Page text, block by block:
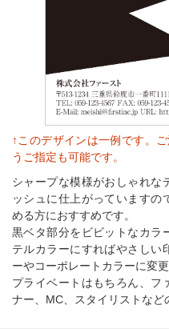
↑このデザインは一例です。
うご指定も可能です。
シャープな模様がおしゃれな
ッシュに仕上がっていますの
める方におすすめです。
黒ベタ部分をビビットなカラ
テルカラーにすればやさしい
ーやコーポレートカラーに変
プライベートはもちろん、フ
ナー、MC、スタイリストなど